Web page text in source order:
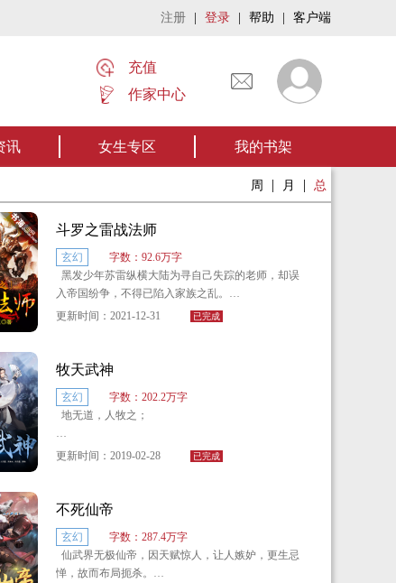
注册 登录 帮助 客户端
让我们一起开启张家摸金流悬疑作品。【点我阅读】
充值
作家中心
讯 女生专区 我的书架
周 | 月 | 总
斗罗之雷战法师
玄幻
字数：92.6万字
黑发少年苏雷纵横大陆为寻自己失踪的老师，却误
入帝国纷争，不得已陷入家族之乱。
斗技？我需要吗？
斗星？六颗金色的见过吗？
你问我修为多少？苏雷自己也不清楚，只知道自己
魔武双修，人称雷战法师。
更新时间：2021-12-31 已完成
牧天武神
玄幻
字数：202.2万字
地无道，人牧之；
人无道，天牧之；
泣血而上，百折不悔，自成造化乾坤！
更新时间：2019-02-28 已完成
不死仙帝
玄幻
字数：287.4万字
仙武界无极仙帝，因天赋惊人，让人嫉妒，更生忌
惮，故而布局扼杀。